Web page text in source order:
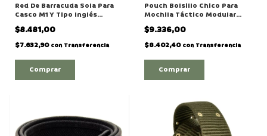
Red De Barracuda Sola Para
Casco M1 Y Tipo Inglés
Malvinas
$8.481,00
$7.632,90 con Transferencia
Comprar
Pouch Bolsillo Chico Para
Mochila Táctico Modular
Molle
$9.336,00
$8.402,40 con Transferencia
Comprar